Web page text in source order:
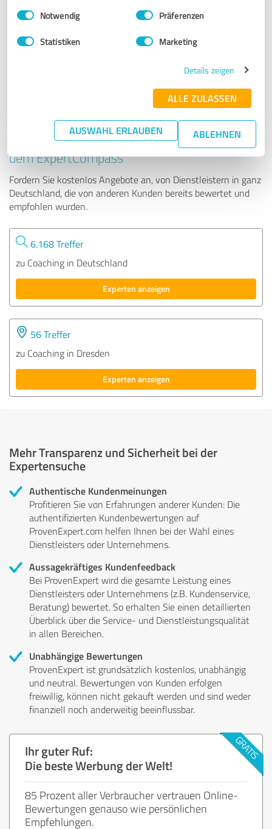
Impressum Datenschutzbestimmungen
Einwilligungsauswahl
Notwendig Präferenzen
Statistiken Marketing
Details zeigen
ALLE ZULASSEN
AUSWAHL ERLAUBEN ABLEHNEN
Dr. Clarissa Wild - Coaching
Tipp: Die passenden Experten finden - mit
dem ExpertCompass
Fordern Sie kostenlos Angebote an, von Dienstleistern in ganz
Deutschland, die von anderen Kunden bereits bewertet und
empfohlen wurden.
6.168 Treffer
zu Coaching in Deutschland
Experten anzeigen
56 Treffer
zu Coaching in Dresden
Experten anzeigen
Mehr Transparenz und Sicherheit bei der
Expertensuche
Authentische Kundenmeinungen
Profitieren Sie von Erfahrungen anderer Kunden: Die
authentifizierten Kundenbewertungen auf
ProvenExpert.com helfen Ihnen bei der Wahl eines
Dienstleisters oder Unternehmens.
Aussagekräftiges Kundenfeedback
Bei ProvenExpert wird die gesamte Leistung eines
Dienstleisters oder Unternehmens (z.B. Kundenservice,
Beratung) bewertet. So erhalten Sie einen detaillierten
Überblick über die Service- und Dienstleistungsqualität
in allen Bereichen.
Unabhängige Bewertungen
ProvenExpert ist grundsätzlich kostenlos, unabhängig
und neutral. Bewertungen von Kunden erfolgen
freiwillig, können nicht gekauft werden und sind weder
finanziell noch anderweitig beeinflussbar.
Ihr guter Ruf:
Die beste Werbung der Welt!
85 Prozent aller Verbraucher vertrauen Online-
Bewertungen genauso wie persönlichen
Empfehlungen.